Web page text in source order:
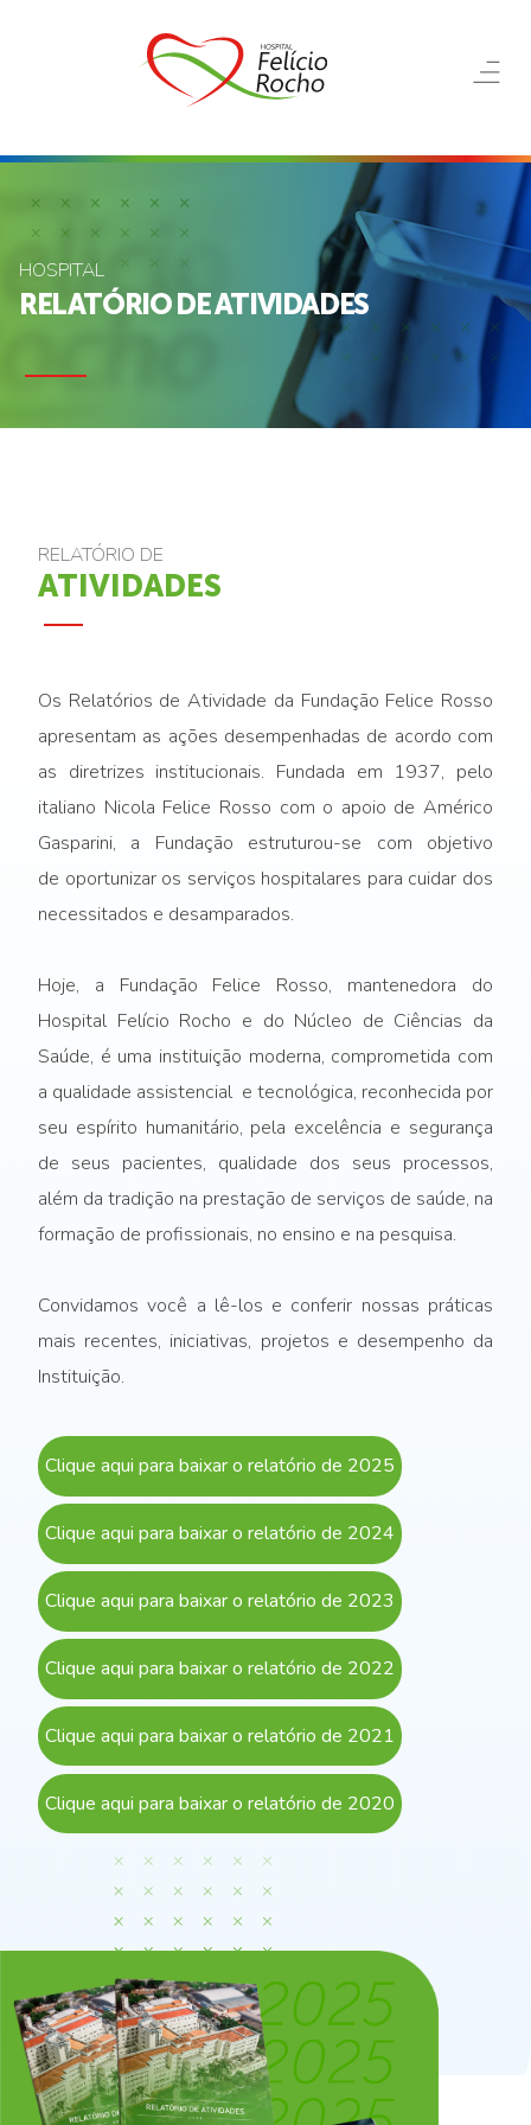
HOSPITAL
RELATÓRIO DE ATIVIDADES
RELATÓRIO DE
ATIVIDADES
Os Relatórios de Atividade da Fundação Felice Rosso
apresentam as ações desempenhadas de acordo com
as diretrizes institucionais. Fundada em 1937, pelo
italiano Nicola Felice Rosso com o apoio de Américo
Gasparini, a Fundação estruturou-se com objetivo
de oportunizar os serviços hospitalares para cuidar dos
necessitados e desamparados.
Hoje, a Fundação Felice Rosso, mantenedora do
Hospital Felício Rocho e do Núcleo de Ciências da
Saúde, é uma instituição moderna, comprometida com
a qualidade assistencial e tecnológica, reconhecida por
seu espírito humanitário, pela excelência e segurança
de seus pacientes, qualidade dos seus processos,
além da tradição na prestação de serviços de saúde, na
formação de profissionais, no ensino e na pesquisa.
Convidamos você a lê-los e conferir nossas práticas
mais recentes, iniciativas, projetos e desempenho da
Instituição.
Clique aqui para baixar o relatório de 2025
Clique aqui para baixar o relatório de 2024
Clique aqui para baixar o relatório de 2023
Clique aqui para baixar o relatório de 2022
Clique aqui para baixar o relatório de 2021
Clique aqui para baixar o relatório de 2020